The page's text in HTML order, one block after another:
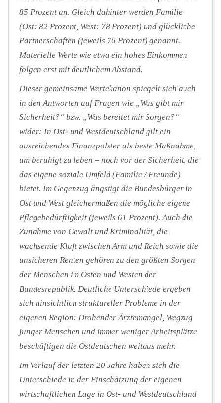
85 Prozent an. Gleich dahinter werden Familie
(Ost: 82 Prozent, West: 78 Prozent) und glückliche
Partnerschaften (jeweils 76 Prozent) genannt.
Materielle Werte wie etwa ein hohes Einkommen
folgen erst mit deutlichem Abstand.
Dieser gemeinsame Wertekanon spiegelt sich auch
in den Antworten auf Fragen wie „Was gibt mir
Sicherheit?“ bzw. „Was bereitet mir Sorgen?“
wider: In Ost- und Westdeutschland gilt ein
ausreichendes Finanzpolster als beste Maßnahme,
um beruhigt zu leben – noch vor der Sicherheit, die
das eigene soziale Umfeld (Familie / Freunde)
bietet. Im Gegenzug ängstigt die Bundesbürger in
Ost und West gleichermaßen die mögliche eigene
Pflegebedürftigkeit (jeweils 61 Prozent). Auch die
Zunahme von Gewalt und Kriminalität, die
wachsende Kluft zwischen Arm und Reich sowie die
unsicheren Renten gehören zu den größten Sorgen
der Menschen im Osten und Westen der
Bundesrepublik. Deutliche Unterschiede ergeben
sich hinsichtlich struktureller Probleme in der
eigenen Region: Drohender Ärztemangel, Wegzug
junger Menschen und immer weniger Arbeitsplätze
beschäftigen die Ostdeutschen weitaus mehr.
Im Verlauf der letzten 20 Jahre haben sich die
Unterschiede in der Einschätzung der eigenen
wirtschaftlichen Lage in Ost- und Westdeutschland